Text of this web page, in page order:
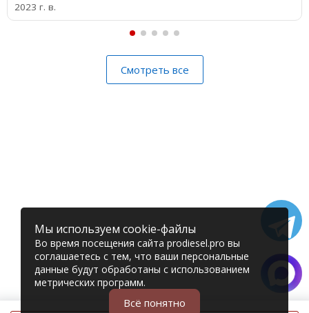
2023 г. в.
Смотреть все
Мы используем cookie-файлы
Во время посещения сайта prodiesel.pro вы
соглашаетесь с тем, что ваши персональные
данные будут обработаны с использованием
метрических программ.
Всё понятно